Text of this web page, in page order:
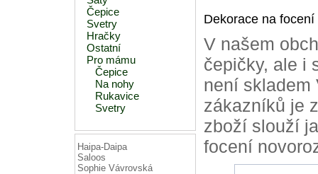
Čepice
Svetry
Hračky
Ostatní
Pro mámu
Čepice
Na nohy
Rukavice
Svetry
Haipa-Daipa
Saloos
Sophie Vávrovská
Dekorace na
V našem
čepičky, ale i
není skladem
zákazníků je
zboží slouží
focení